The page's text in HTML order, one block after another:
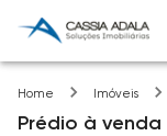
Home Imóveis
Prédio à venda